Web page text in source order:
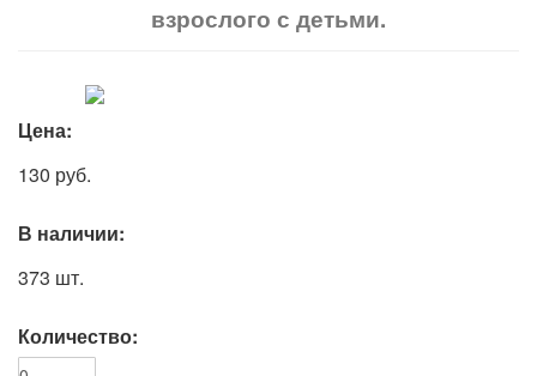
взрослого с детьми.
Цена:
130 руб.
В наличии:
373 шт.
Количество: